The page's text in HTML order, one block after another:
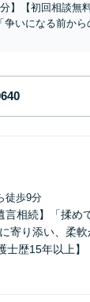
分】【初回相談
争いになる前か
徒歩9分
言相続】「揉
寄り添い、柔
歴15年以上】